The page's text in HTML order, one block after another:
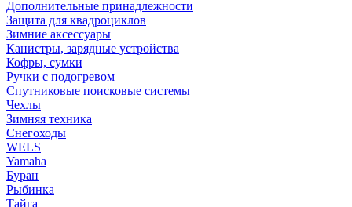
Дополнительные принадлежности
Защита для квадроциклов
Зимние аксессуары
Канистры, зарядные устройства
Кофры, сумки
Ручки с подогревом
Спутниковые поисковые системы
Чехлы
Зимняя техника
Снегоходы
WELS
Yamaha
Буран
Рыбинка
Тайга